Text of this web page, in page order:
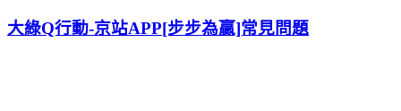
大綠Q行動-京站APP[步步為贏]常見問題